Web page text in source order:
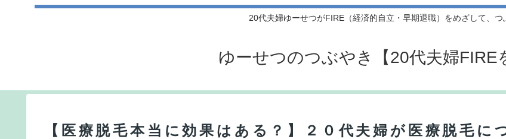
20代夫婦ゆーせつがFIRE（経済的自立・早期退職）をめざして、つ
ゆーせつのつぶやき【20代夫婦FIRE
【医療脱毛本当に効果はある？】２０代夫婦が医療脱毛に